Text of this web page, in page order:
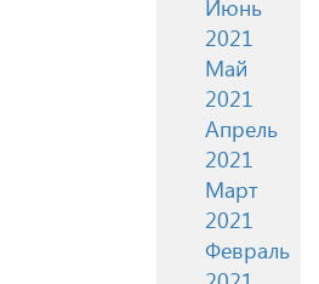
Июнь
2021
Май
2021
Апрель
2021
Март
2021
Февраль